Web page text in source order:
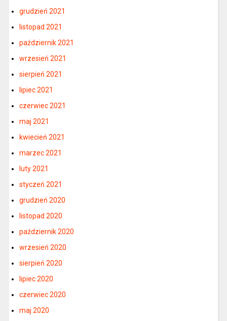
grudzień 2021
listopad 2021
październik 2021
wrzesień 2021
sierpień 2021
lipiec 2021
czerwiec 2021
maj 2021
kwiecień 2021
marzec 2021
luty 2021
styczeń 2021
grudzień 2020
listopad 2020
październik 2020
wrzesień 2020
sierpień 2020
lipiec 2020
czerwiec 2020
maj 2020